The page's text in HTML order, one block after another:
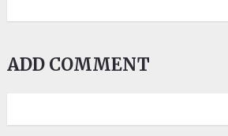
ADD COMMENT